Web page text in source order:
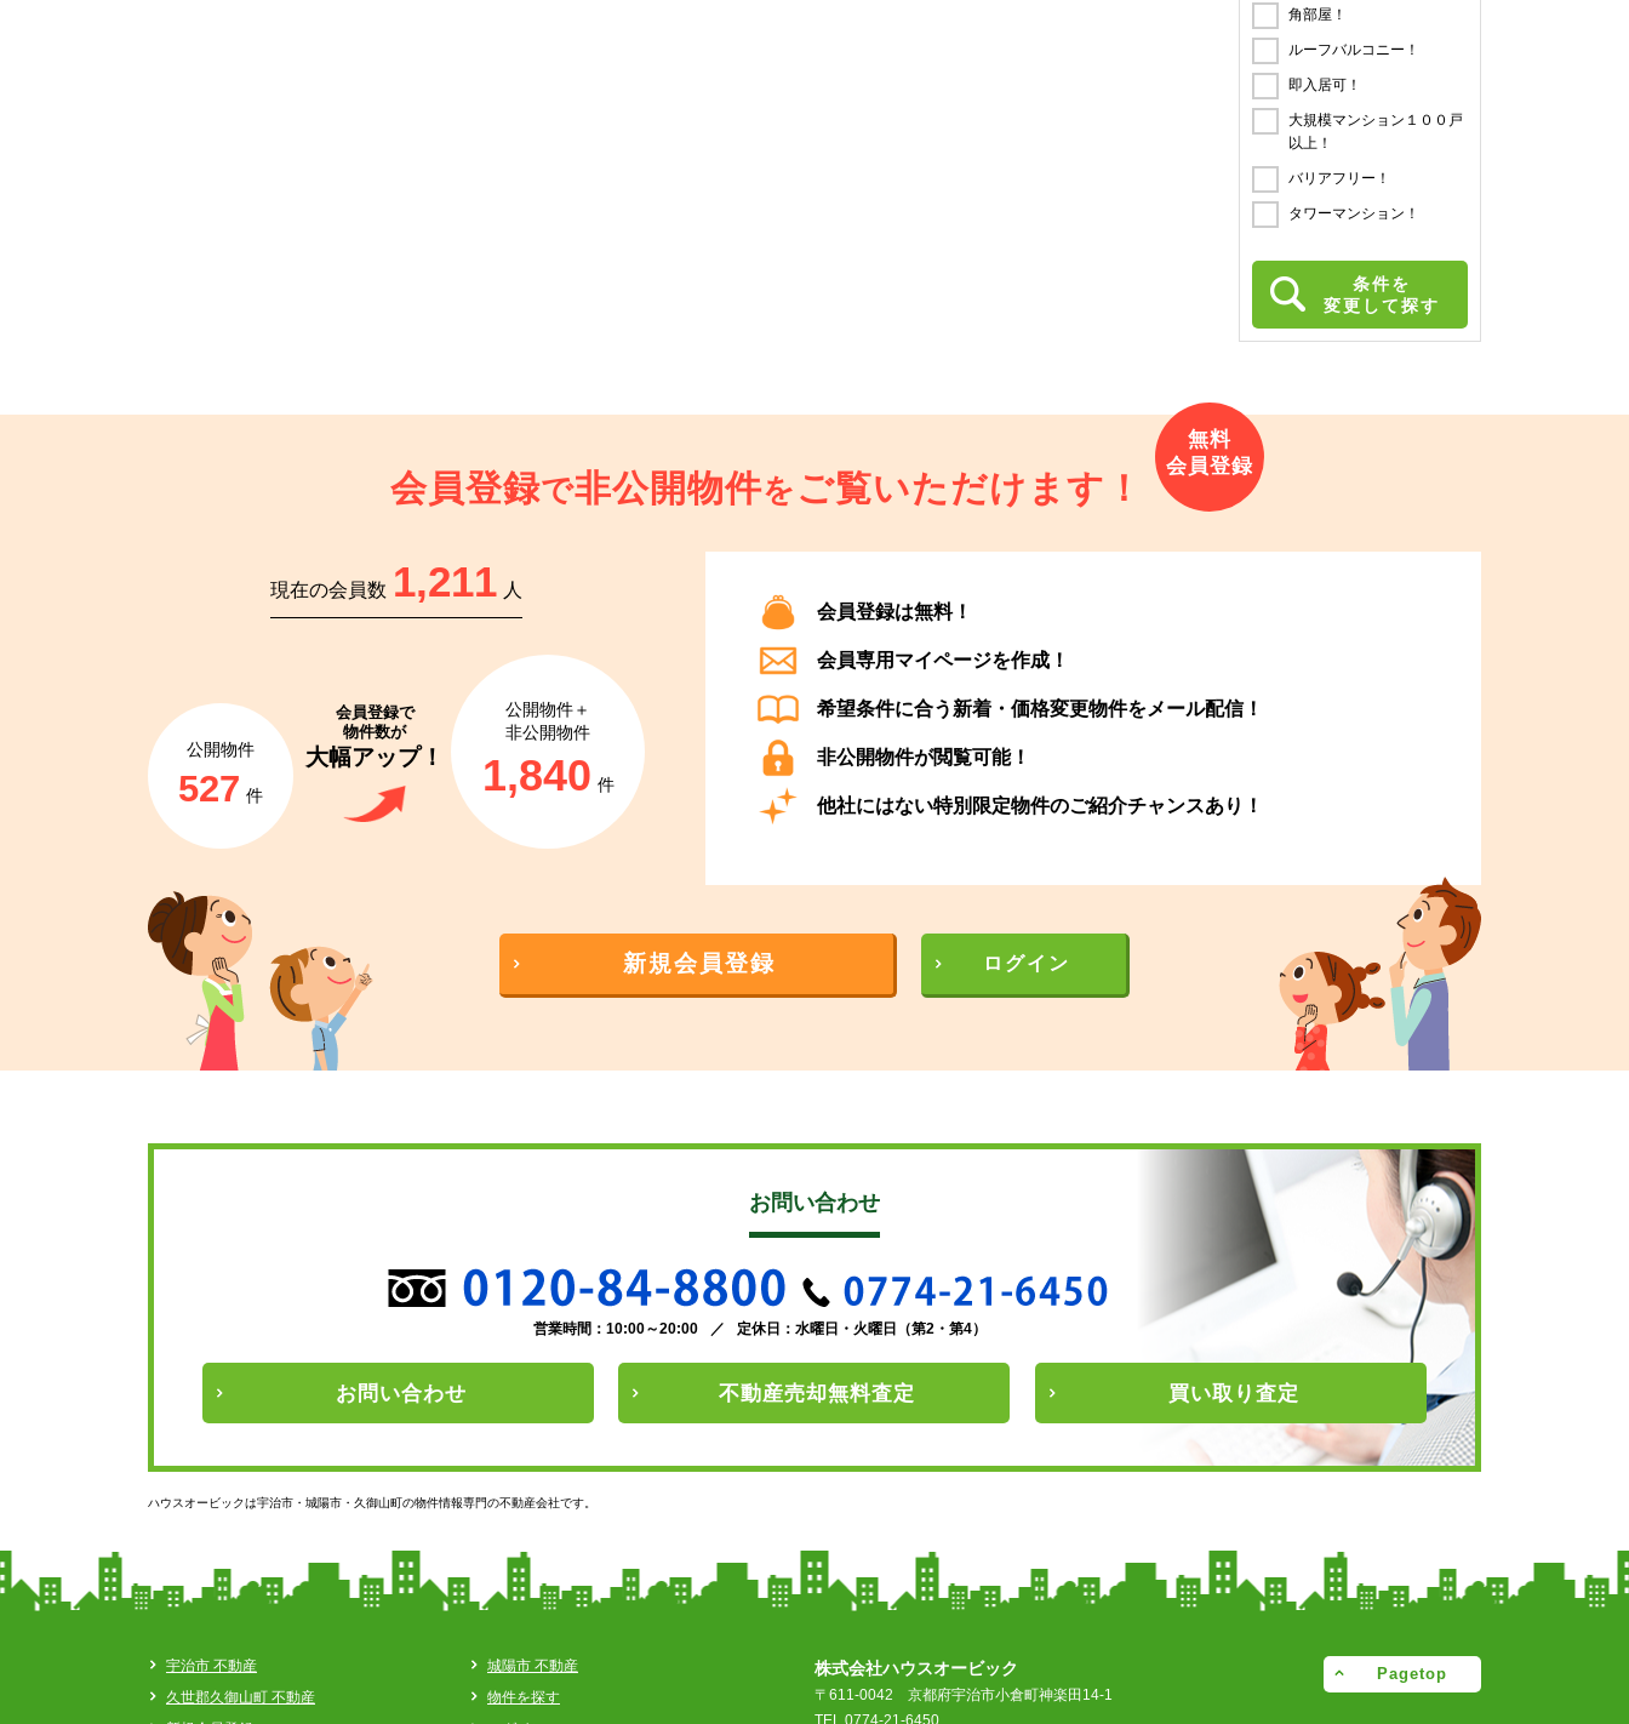
角部屋！
ルーフバルコニー！
即入居可！
大規模マンション１００戸
以上！
バリアフリー！
タワーマンション！
条件を
変更して探す
会員登録で非公開物件を ご覧いただけます！
現在の会員数 1,211 人
会員登録で
物件数が
大幅アップ！
公開物件
527 件
公開物件＋
非公開物件
1,840 件
会員登録は無料！
会員専用マイページを作成！
希望条件に合う新着・価格変更物件をメール配信！
非公開物件が閲覧可能！
他社にはない特別限定物件のご紹介チャンスあり！
新規会員登録 ログイン
お問い合わせ
営業時間：10:00～20:00 ／ 定休日：水曜日・火曜日（第2・第4）
お問い合わせ 不動産売却無料査定 買い取り 査定
ハウスオービックは宇治市・城陽市・久御山町の物件情報専門の不動産会社です。
Pagetop
宇治市 不動産
城陽市 不動産
久世郡久御山町 不動産
物件を探す
株式会社ハウスオービック
〒611-0042 京都府宇治市小倉町神楽田14-1
TEL 0774-21-6450